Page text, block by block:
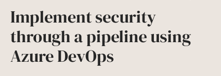
Implement security
through a pipeline using
Azure DevOps